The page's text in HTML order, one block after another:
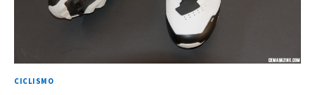
CICLISMO